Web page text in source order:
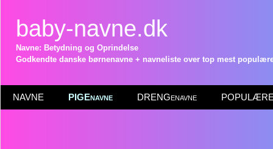
baby-navne.dk
Navne: Betydning og Oprindelse
Godkendte danske børnenavne + navneliste over top mest
NAVNE PIGEnavne DRENGenavne POPULÆRE